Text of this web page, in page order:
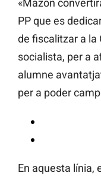
«Mazón
PP que es
de fiscalitzar a la
socialista, per a
alumne
per a poder
En aquesta línia,